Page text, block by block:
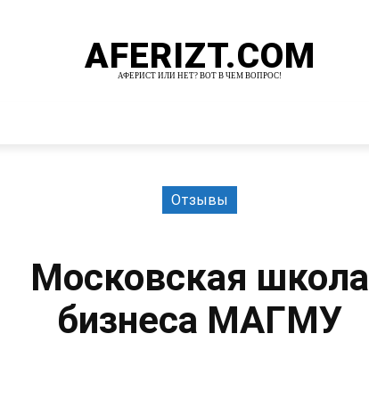
AFERIZT.COM
АФЕРИСТ ИЛИ НЕТ? ВОТ В ЧЕМ ВОПРОС!
Отзывы
Московская школа
бизнеса МАГМУ